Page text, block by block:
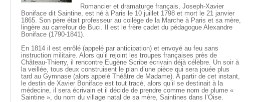
Romancier et dramaturge français, Joseph-Xavier
Boniface dit Saintine, est né à Paris le 10 juillet 1798 et mort le 21 janvier
1865. Son père était professeur au collège de la Marche à Paris et sa mère,
lingère au carrefour de Buci. Il est le frère cadet du pédagogue Alexandre
Boniface (1790-1841).
En 1814 il est enrôlé (appelé par anticipation) et envoyé au feu sans
instruction militaire. Alors qu’il rejoint les troupes françaises près de
Château-Thierry, il rencontre Eugène Scribe écrivain déjà célèbre. Un soir à
la veillée, tous deux construisent le plan d’une pièce qui sera jouée plus
tard au Gymnase (alors appelé Théâtre de Madame). A partir de cet instant,
le destin de Xavier Boniface est tout tracé, alors qu’il se destinait à la
médecine, il sera écrivain et il décide de prendre comme nom de plume «
Saintine », du nom du village natal de sa mère, Saintines dans l’Oise.